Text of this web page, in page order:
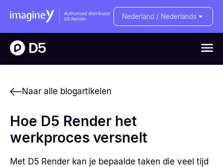
Nederland / Nederlands
Naar alle blogartikelen
Hoe D5 Render het
werkproces versnelt
Met D5 Render kan je bepaalde taken die veel tijd